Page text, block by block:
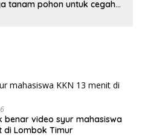
tanam pohon untuk cegah
benar video syur mahasiswa
di Lombok Timur